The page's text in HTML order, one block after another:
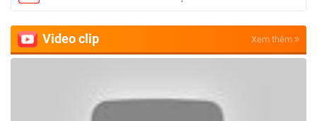
Video clip Xem thêm